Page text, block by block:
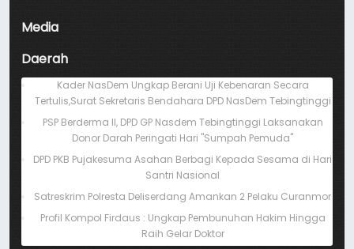
Media
Daerah
Kader NasDem Ungkap Berani Uji Kebenaran Secara
Tertulis,Surat Sekretaris Bendahara DPD NasDem Tebingtinggi
PSP Berderma II, DPD GP Nasdem Tebingtinggi Laksanakan
Donor Darah Peringati Hari "Sumpah Pemuda"
DPD PKB Pujakesuma Asahan Berbagi Kepada Sesama di Hari
Santri Nasional
Satreskrim Polresta Deliserdang Amankan 2 Pelaku Curanmor
Profil Kompol Firdaus : Ungkap Pembunuhan Hakim Hingga
Raih Gelar Doktor